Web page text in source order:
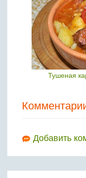
Тушеная
Добавить